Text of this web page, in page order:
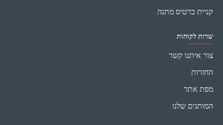
קניית כרטיס מתנה
שרות לקוחות
צור איתנו קשר
החזרות
מפת אתר
המותגים שלנו